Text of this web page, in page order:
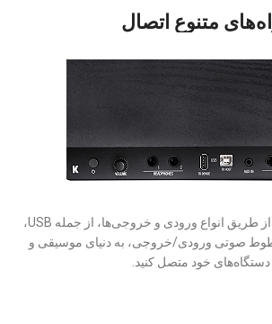
متنوع اتصال
CUP M1 را می‌توانید از طریق انواع ورودی و خروجی‌ها، از جمله USB،
صوتی ورودی/خروجی، به دنیای موسیقی و
دستگاه‌های خود متصل کنید.